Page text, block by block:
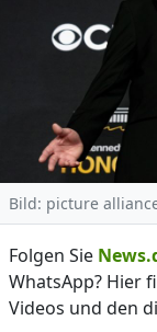
Bild: picture
Folgen Sie
WhatsApp? Hier
Videos und den